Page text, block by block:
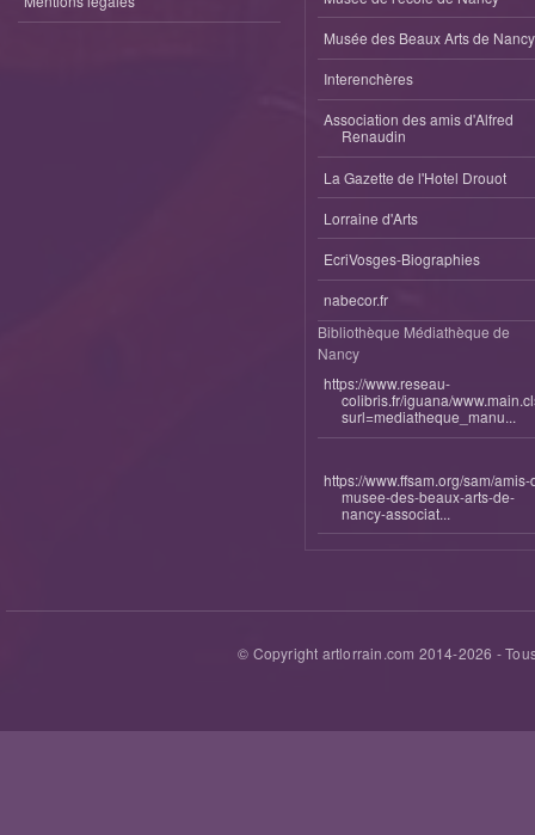
Musée des Beaux Arts de Nancy
Interenchères
Association des amis d'Alfred
Renaudin
La Gazette de l'Hotel Drouot
Lorraine d'Arts
EcriVosges-Biographies
nabecor.fr
Bibliothèque Médiathèque de
Nancy
https://www.reseau-
colibris.fr/iguana/
surl=mediatheque_manu...
https://www.ffsam.org/sam/amis-
musee-des-beaux-arts-de-
nancy-associat...
© Copyright artlorrain.com 2014-2026 -